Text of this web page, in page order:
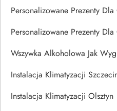
Personalizowane Prezenty Dla
Personalizowane Prezenty
Wszywka Alkoholowa Jak
Instalacja Klimatyzacji
Instalacja Klimatyzacji Olsztyn